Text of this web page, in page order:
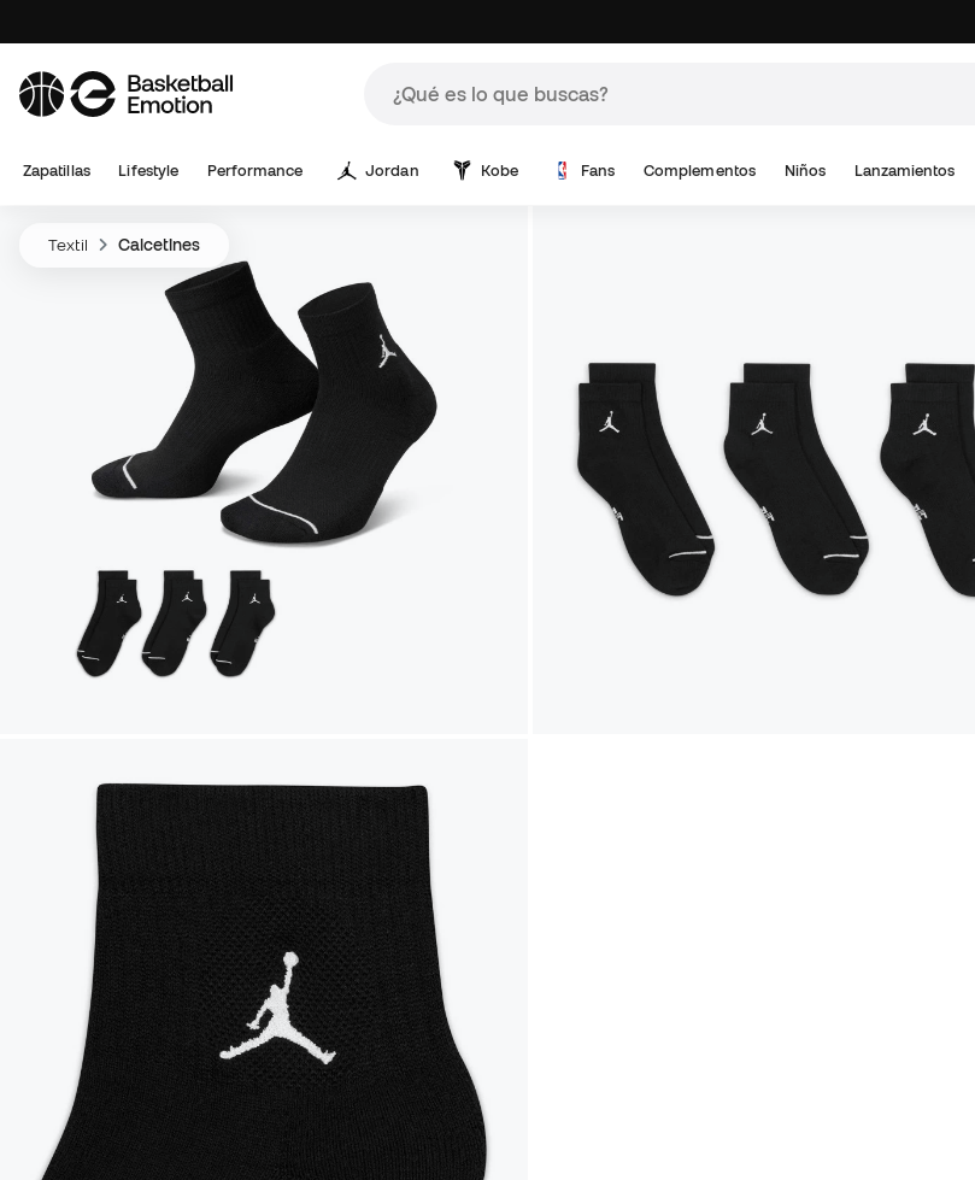
Zapatillas Lifestyle Performance Jordan Kobe Fans Complementos Niños Lanzamientos
Textil Calcetines